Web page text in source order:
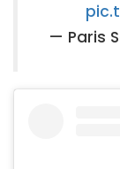
— Paris